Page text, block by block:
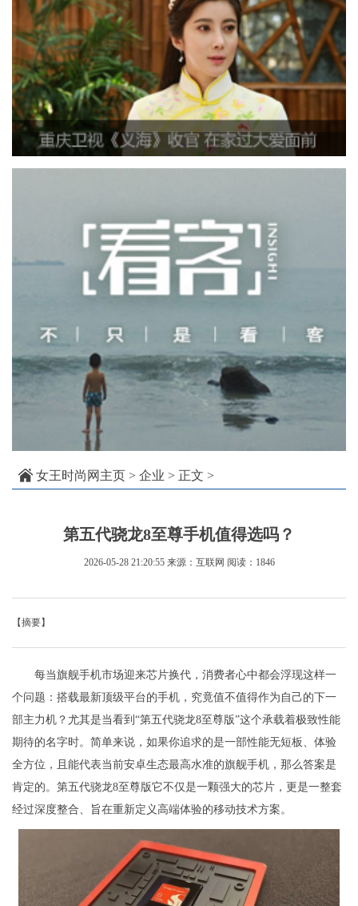
女王时尚网主页 > 企业 > 正文 >
第五代骁龙8至尊手机值得选吗？
2026-05-28 21:20:55 来源：互联网 阅读：1846
【摘要】
每当旗舰手机市场迎来芯片换代，消费者心中都会浮现这样一
个问题：搭载最新顶级平台的手机，究竟值不值得作为自己的下一
部主力机？尤其是当看到“第五代骁龙8至尊版”这个承载着极致性能
期待的名字时。简单来说，如果你追求的是一部性能无短板、体验
全方位，且能代表当前安卓生态最高水准的旗舰手机，那么答案是
肯定的。第五代骁龙8至尊版它不仅是一颗强大的芯片，更是一整套
经过深度整合、旨在重新定义高端体验的移动技术方案。